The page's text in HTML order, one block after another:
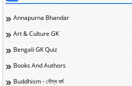
Annapurna Bhandar
Art & Culture GK
Bengali GK Quiz
Books And Authors
Buddhism - বৌদ্ধ ধর্ম